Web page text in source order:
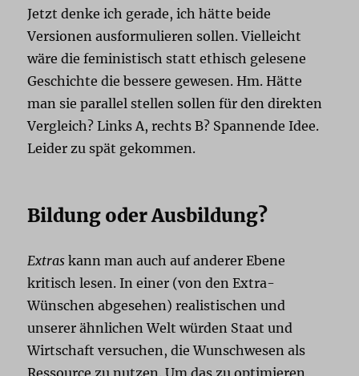
Jetzt denke ich gerade, ich hätte beide
Versionen ausformulieren sollen. Vielleicht
wäre die feministisch statt ethisch gelesene
Geschichte die bessere gewesen. Hm. Hätte
man sie parallel stellen sollen für den direkten
Vergleich? Links A, rechts B? Spannende Idee.
Leider zu spät gekommen.
Bildung oder Ausbildung?
Extras kann man auch auf anderer Ebene
kritisch lesen. In einer (von den Extra-
Wünschen abgesehen) realistischen und
unserer ähnlichen Welt würden Staat und
Wirtschaft versuchen, die Wunschwesen als
Ressource zu nutzen. Um das zu optimieren,